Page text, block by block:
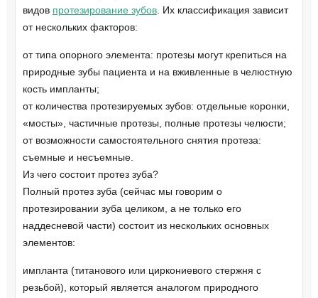
видов протезирование зубов. Их классификация зависит
от нескольких факторов:
от типа опорного элемента: протезы могут крепиться на
природные зубы пациента и на вживленные в челюстную
кость импланты;
от количества протезируемых зубов: отдельные коронки,
«мосты», частичные протезы, полные протезы челюсти;
от возможности самостоятельного снятия протеза:
съемные и несъемные.
Из чего состоит протез зуба?
Полный протез зуба (сейчас мы говорим о
протезировании зуба целиком, а не только его
наддесневой части) состоит из нескольких основных
элементов:
импланта (титанового или циркониевого стержня с
резьбой), который является аналогом природного